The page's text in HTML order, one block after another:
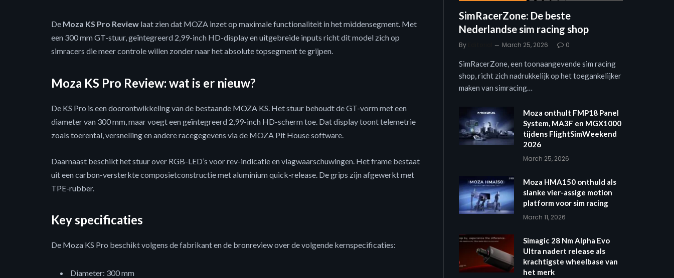
De Moza KS Pro Review laat zien dat MOZA inzet op maximale functionaliteit in het middensegment. Met
een 300 mm GT-stuur, geïntegreerd 2,99-inch HD-display en uitgebreide inputs richt dit model zich op
simracers die meer controle willen zonder naar het absolute topsegment te grijpen.
Moza KS Pro Review: wat is er nieuw?
De KS Pro is een doorontwikkeling van de bestaande MOZA KS. Het stuur behoudt de GT-vorm met een
diameter van 300 mm, maar voegt een geïntegreerd 2,99-inch HD-scherm toe. Dat display toont telemetrie
zoals toerental, versnelling en andere racegegevens via de MOZA Pit House software.
Daarnaast beschikt het stuur over RGB-LED’s voor rev-indicatie en vlagwaarschuwingen. Het frame bestaat
uit een carbon-versterkte composietconstructie met aluminium quick-release. De grips zijn afgewerkt met
TPE-rubber.
Key specificaties
De Moza KS Pro beschikt volgens de fabrikant en de bronreview over de volgende kernspecificaties:
Diameter: 300 mm
SimRacerZone: De beste
Nederlandse sim racing shop
By March 25, 2026 0
SimRacerZone, een toonaangevende sim racing
shop, richt zich nadrukkelijk op het toegankelijker
maken van simracing…
Moza onthult FMP18 Panel
System, MA3F en MGX1000
tijdens FlightSimWeekend
2026
March 25, 2026
Moza HMA150 onthuld als
slanke vier-assige motion
platform voor sim racing
March 11, 2026
Simagic 28 Nm Alpha Evo
Ultra nadert release als
krachtigste wheelbase van
het merk